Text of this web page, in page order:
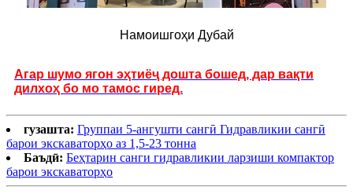
Намоишгоҳи Дубай
Агар шумо ягон эҳтиёҷ дошта бошед, дар вақти
дилхоҳ бо мо тамос гиред.
гузашта: Группаи 5-ангушти сангӣ Гидравликии сангӣ
барои экскаваторҳо аз 1,5-23 тонна
Баъдӣ: Беҳтарин санги гидравликии ларзиши компактор
барои экскаваторҳо